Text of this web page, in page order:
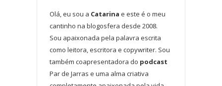
Olá, eu sou a Catarina e este é o meu
cantinho na blogosfera desde 2008.
Sou apaixonada pela palavra escrita
como leitora, escritora e copywriter. Sou
também coapresentadora do podcast
Par de Jarras e uma alma criativa